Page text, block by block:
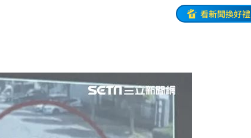
看新聞換好禮